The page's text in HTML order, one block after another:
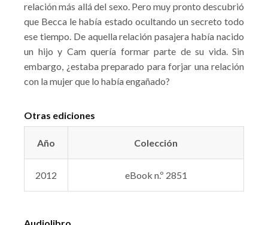
relación más allá del sexo. Pero muy pronto descubrió
que Becca le había estado ocultando un secreto todo
ese tiempo. De aquella relación pasajera había nacido
un hijo y Cam quería formar parte de su vida. Sin
embargo, ¿estaba preparado para forjar una relación
con la mujer que lo había engañado?
Otras ediciones
Año Colección
2012 eBook n.º 2851